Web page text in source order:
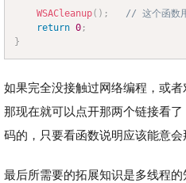
WSACleanup( ) ;
// 这个函数
return 0 ;
}
如果完全没接触过网络编程，或者
那现在就可以点开那两个链接看
码的，只要看函数说明应该能意会
最后所需要的拓展知识是多线程